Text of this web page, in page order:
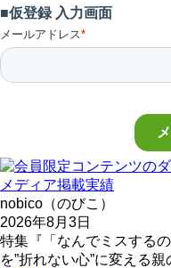
メディア掲載実績
nobico（のびこ）
2026年8月3日
特集『「なんでミスする
を”折れない心”に変える親